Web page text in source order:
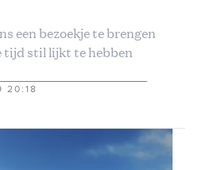
een bezoekje te brengen
tijd stil lijkt te hebben
20:18